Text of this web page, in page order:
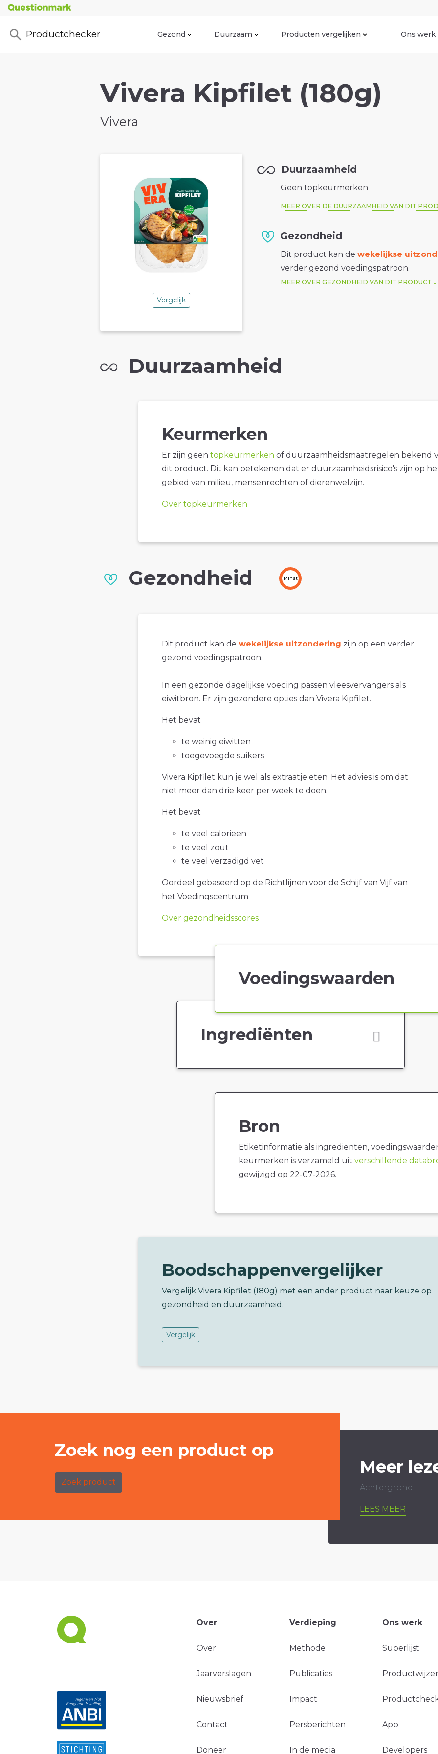
Productchecker Gezond Duurzaam Producten vergelijken Ons werk
Vivera Kipfilet (180g)
Vivera
Vergelijk
Duurzaamheid
Geen topkeurmerken
MEER OVER DE DUURZAAMHEID VAN DIT
Gezondheid
Dit product kan dewekelijkse
verder gezond voedingspatroon.
MEER OVER GEZONDHEID VAN DIT PRODUCT
Duurzaamheid
Keurmerken
Er zijn geen topkeurmerken of duurzaamheidsmaatregelen bekend
dit product. Dit kan betekenen dat er duurzaamheidsrisico's zijn op
gebied van milieu, mensenrechten of dierenwelzijn.
Over topkeurmerken
Gezondheid Minst
Dit product kan de wekelijkse uitzondering zijn op een verder
gezond voedingspatroon.
In een gezonde dagelijkse voeding passen vleesvervangers als
eiwitbron. Er zijn gezondere opties dan Vivera Kipfilet.
Het bevat
te weinig eiwitten
toegevoegde suikers
Vivera Kipfilet kun je wel als extraatje eten. Het advies is om dat
niet meer dan drie keer per week te doen.
Het bevat
te veel calorieën
te veel zout
te veel verzadigd vet
Oordeel gebaseerd op de Richtlijnen voor de Schijf van Vijf van
het Voedingscentrum
Over gezondheidsscores
Voedingswaarden
Ingrediënten
Bron
Etiketinformatie als ingrediënten,
keurmerken is verzameld uit verschillende
gewijzigd op 22-07-2026.
Boodschappenvergelijker
Vergelijk Vivera Kipfilet (180g) met een ander product naar keuze op
gezondheid en duurzaamheid.
Vergelijk
Zoek nog een product op
Zoek product
Meer
Achtergrond
LEES MEER
Over
Over
Jaarverslagen
Nieuwsbrief
Contact
Doneer
Verdieping
Methode
Publicaties
Impact
Persberichten
In de media
Ons werk
Superlijst
App
Developers